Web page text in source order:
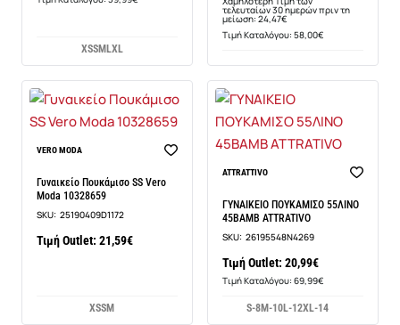
XSSM LXL
τελευταίων 30 ημερών πριν τη
μείωση: 24,47€
Τιμή Καταλόγου: 58,00€
VERO MODA
Γυναικείο Πουκάμισο SS Vero
Moda 10328659
SKU: 25190409D1172
Τιμή Outlet: 21,59€
XSSM
ATTRATTIVO
ΓΥΝΑΙΚΕΙΟ ΠΟΥΚΑΜΙΣΟ 55ΛΙΝΟ
45ΒΑΜΒ ATTRATIVO
SKU: 26195548N4269
Τιμή Outlet: 20,99€
Τιμή Καταλόγου: 69,99€
S-8M-10L-12XL-14